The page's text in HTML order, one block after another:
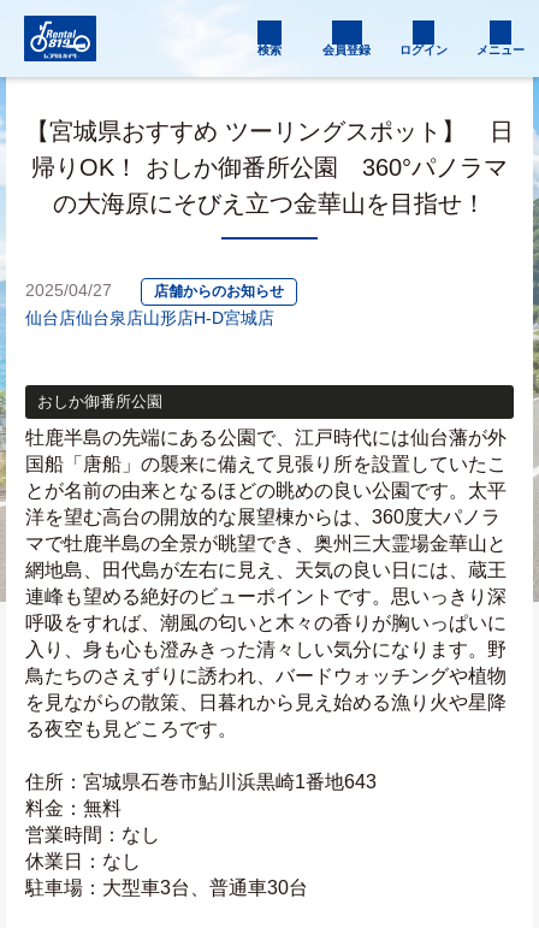
検索 会員登録 ログイン メニュー
【宮城県おすすめ ツーリングスポット】 日
帰りOK！ おしか御番所公園 360°パノラマ
の大海原にそびえ立つ金華山を目指せ！
2025/04/27 店舗からのお知らせ
仙台店仙台泉店山形店H-D宮城店
おしか御番所公園
牡鹿半島の先端にある公園で、江戸時代には仙台藩が外
国船「唐船」の襲来に備えて見張り所を設置していたこ
とが名前の由来となるほどの眺めの良い公園です。太平
洋を望む高台の開放的な展望棟からは、360度大パノラ
マで牡鹿半島の全景が眺望でき、奥州三大霊場金華山と
網地島、田代島が左右に見え、天気の良い日には、蔵王
連峰も望める絶好のビューポイントです。思いっきり深
呼吸をすれば、潮風の匂いと木々の香りが胸いっぱいに
入り、身も心も澄みきった清々しい気分になります。野
鳥たちのさえずりに誘われ、バードウォッチングや植物
を見ながらの散策、日暮れから見え始める漁り火や星降
る夜空も見どころです。
住所：宮城県石巻市鮎川浜黒崎1番地643
料金：無料
営業時間：なし
休業日：なし
駐車場：大型車3台、普通車30台